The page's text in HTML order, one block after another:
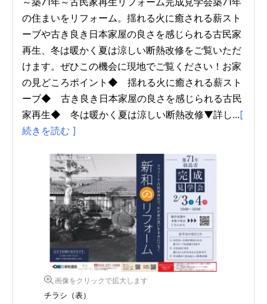
の住まいをリフォーム。揺れる火に癒される薪スト
ーブや古き良き日本家屋の良さを感じられる古民家
再生、冬は暖かく夏は涼しい断熱改修をご覧いただ
けます。ぜひこの機会に現地でご覧ください！お家
の見どころポイント◆ 揺れる火に癒される薪スト
ーブ◆ 古き良き日本家屋の良さを感じられる古民
家再生◆ 冬は暖かく夏は涼しい断熱改修▼詳し...[
続きを読む ]
画像をクリックで拡大します
チラシ（表）